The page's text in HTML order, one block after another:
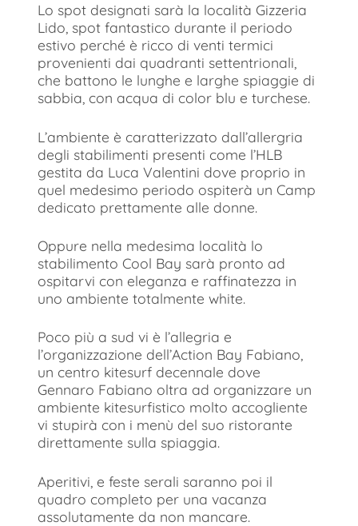
Lo spot designati sarà la località Gizzeria
Lido, spot fantastico durante il periodo
estivo perché è ricco di venti termici
provenienti dai quadranti settentrionali,
che battono le lunghe e larghe spiaggie di
sabbia, con acqua di color blu e turchese.
L’ambiente è caratterizzato dall’allergria
degli stabilimenti presenti come l’HLB
gestita da Luca Valentini dove proprio in
quel medesimo periodo ospiterà un Camp
dedicato prettamente alle donne.
Oppure nella medesima località lo
stabilimento Cool Bay sarà pronto ad
ospitarvi con eleganza e raffinatezza in
uno ambiente totalmente white.
Poco più a sud vi è l’allegria e
l’organizzazione dell’Action Bay Fabiano,
un centro kitesurf decennale dove
Gennaro Fabiano oltra ad organizzare un
ambiente kitesurfistico molto accogliente
vi stupirà con i menù del suo ristorante
direttamente sulla spiaggia.
Aperitivi, e feste serali saranno poi il
quadro completo per una vacanza
assolutamente da non mancare.